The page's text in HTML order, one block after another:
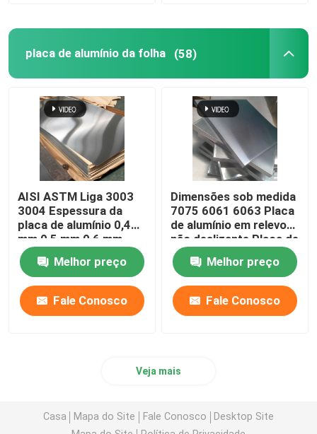
Folha de metal de aço inoxidável
Tira de aço inoxidável
Rod redondo de aço inoxidável
Barra de ângulo de aço inoxidável
Barra lisa de aço inoxidável
Perfil de aço inoxidável
Placa quadriculado de aço inoxidável
Folha ondulada de aço inoxidável
placa de alumínio da folha (58)
AISI ASTM Liga 3003
3004 Espessura da
placa de alumínio 0,4
mm 0,5 mm 0,6 mm
Melhor preço
Fale Conosco
Dimensões sob medida
7075 6061 6063 Placa
de alumínio em relevo
não deslizante Placa de
liga metálica
Melhor preço
Fale Conosco
Veja mais
Casa Mapa do Site Fale Conosco
Desktop Site